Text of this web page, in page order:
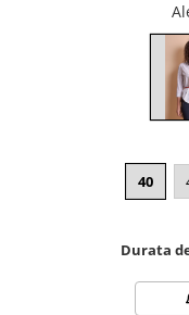
40
Durata